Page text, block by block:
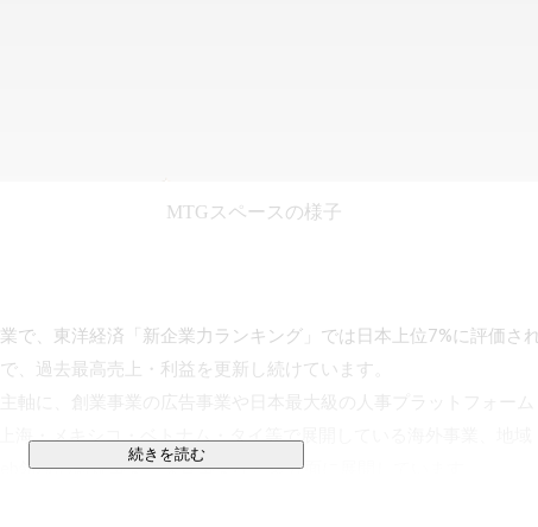
MTGスペースの様子
で、東洋経済「新企業力ランキング」では日本上位7%に評価され
、過去最高売上・利益を更新し続けています。
軸に、創業事業の広告事業や日本最大級の人事プラットフォーム
領域の新規事業、保育事業など多方面に展開しています。
続きを読む